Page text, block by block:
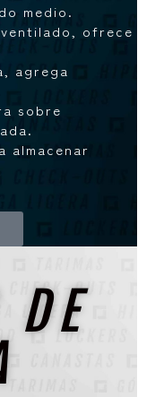
medio.
ofrece
agrega
sobre
almacenar
DE